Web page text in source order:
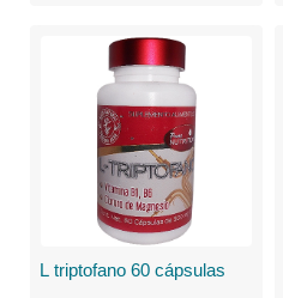
L triptofano 60 cápsulas